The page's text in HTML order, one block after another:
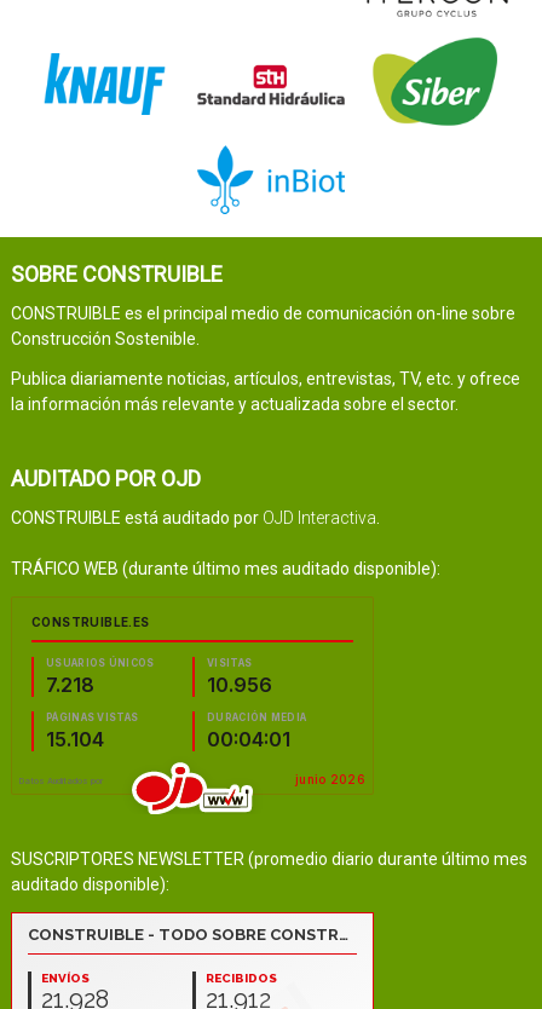
SOBRE CONSTRUIBLE
CONSTRUIBLE es el principal medio de comunicación on-line sobre
Construcción Sostenible.
Publica diariamente noticias, artículos, entrevistas, TV, etc. y ofrece
la información más relevante y actualizada sobre el sector.
AUDITADO POR OJD
CONSTRUIBLE está auditado por OJD Interactiva
TRÁFICO WEB (durante último mes auditado disponible):
SUSCRIPTORES NEWSLETTER (promedio diario durante último mes
auditado disponible):